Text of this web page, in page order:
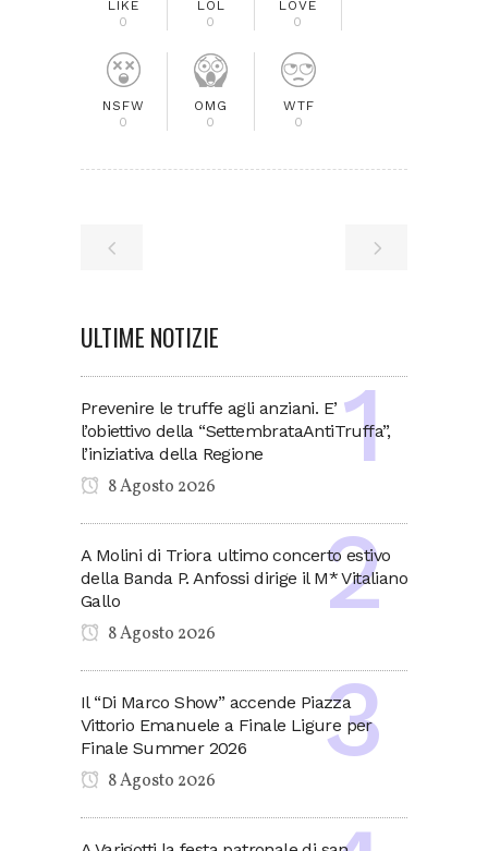
LIKE
0
LOL
0
LOVE
0
NSFW
0
OMG
0
WTF
0
ULTIME NOTIZIE
Prevenire le truffe agli anziani. E’
l’obiettivo della “SettembrataAntiTruffa”,
l’iniziativa della Regione
8 Agosto 2026
A Molini di Triora ultimo concerto estivo
della Banda P. Anfossi dirige il M* Vitaliano
Gallo
8 Agosto 2026
Il “Di Marco Show” accende Piazza
Vittorio Emanuele a Finale Ligure per
Finale Summer 2026
8 Agosto 2026